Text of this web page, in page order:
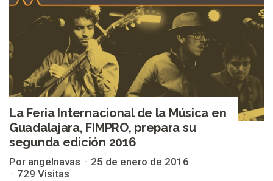
La Feria Internacional de la Música en
Guadalajara, FIMPRO, prepara su
segunda edición 2016
Por angelnavas
25 de enero de 2016
729 Visitas